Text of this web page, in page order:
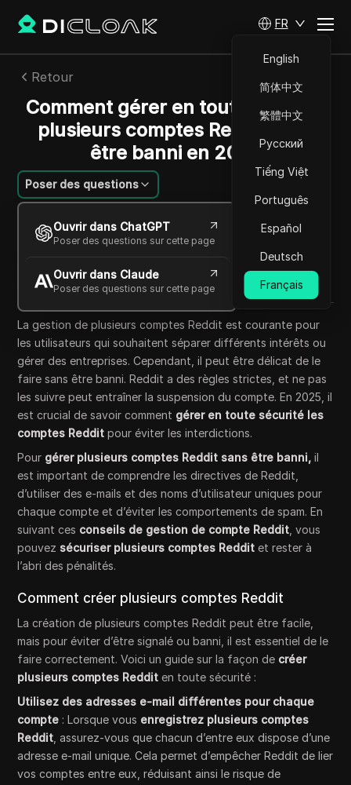
FR
English
简体中文
繁體中文
Русский
Tiếng Việt
Português
Español
Deutsch
Français
Retour
Comment gérer en toute sécurité
plusieurs comptes Reddit sans
être banni en 2025
Poser des questions
Ouvrir dans ChatGPT
Poser des questions sur cette page
Ouvrir dans Claude
Poser des questions sur cette page
Emily Grace
11 oct. 2025 6 min de lecture
Copy Link
La gestion de plusieurs comptes Reddit est courante pour
les utilisateurs qui souhaitent séparer différents intérêts ou
gérer des entreprises. Cependant, il peut être délicat de le
faire sans être banni. Reddit a des règles strictes, et ne pas
les suivre peut entraîner la suspension du compte. En 2025, il
est crucial de savoir comment gérer en toute sécurité les
comptes Reddit pour éviter les interdictions.
Pour gérer plusieurs comptes Reddit sans être banni, il
est important de comprendre les directives de Reddit,
d’utiliser des e-mails et des noms d’utilisateur uniques pour
chaque compte et d’éviter les comportements de spam. En
suivant ces conseils de gestion de compte Reddit , vous
pouvez sécuriser plusieurs comptes Reddit et rester à
l’abri des pénalités.
Comment créer plusieurs comptes Reddit
La création de plusieurs comptes Reddit peut être facile,
mais pour éviter d’être signalé ou banni, il est essentiel de le
faire correctement. Voici un guide sur la façon de créer
plusieurs comptes Reddit en toute sécurité :
Utilisez des adresses e-mail différentes pour chaque
compte : Lorsque vous enregistrez plusieurs comptes
Reddit , assurez-vous que chacun d’entre eux dispose d’une
adresse e-mail unique. Cela permet d’empêcher Reddit de lier
vos comptes entre eux, réduisant ainsi le risque de